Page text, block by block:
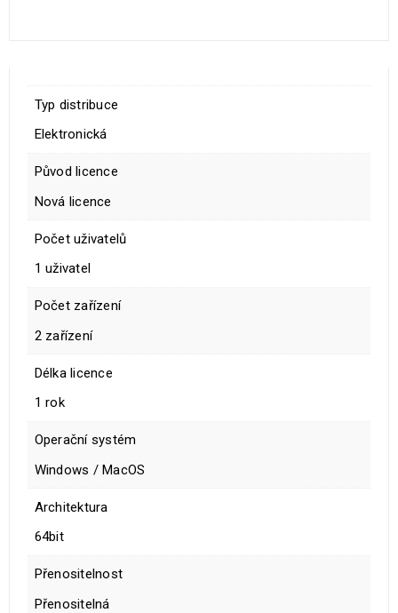
Typ distribuce
Elektronická
Původ licence
Nová licence
Počet uživatelů
1 uživatel
Počet zařízení
2 zařízení
Délka licence
1 rok
Operační systém
Windows / MacOS
Architektura
64bit
Přenositelnost
Přenositelná